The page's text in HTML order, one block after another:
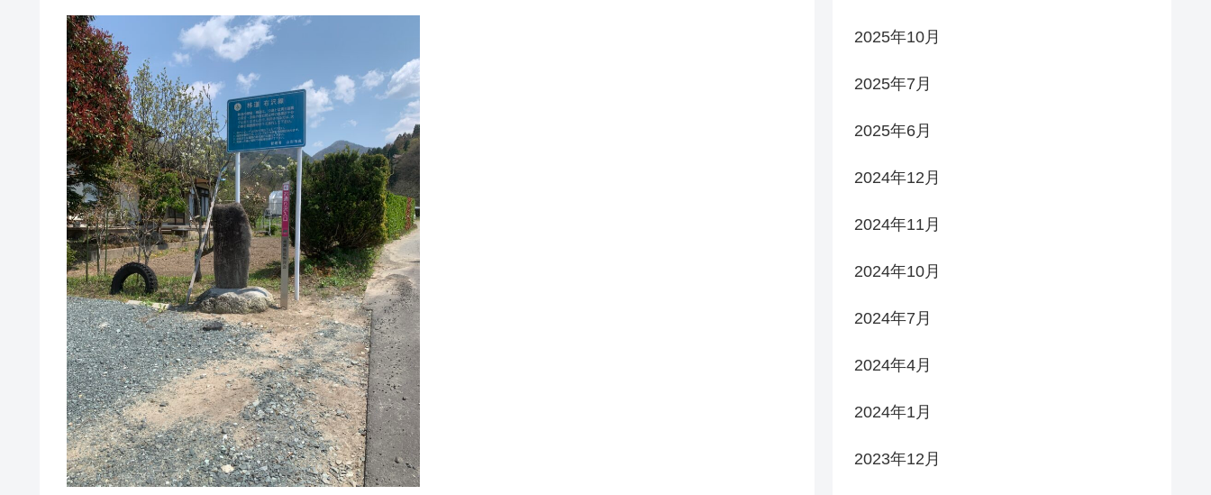
2025年10月
2025年7月
2025年6月
2024年12月
2024年11月
2024年10月
2024年7月
2024年4月
2024年1月
2023年12月